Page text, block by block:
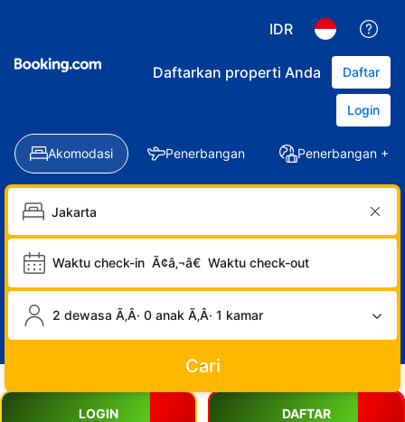
IDR
Daftarkan properti Anda Daftar
Login
Akomodasi Penerbangan Penerbangan +
Waktu check-in Ã¢â‚¬â€ Waktu check-out
2 dewasa Ã‚Â· 0 anak Ã‚Â· 1 kamar
Cari
LOGIN DAFTAR